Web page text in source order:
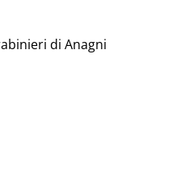
di Anagni